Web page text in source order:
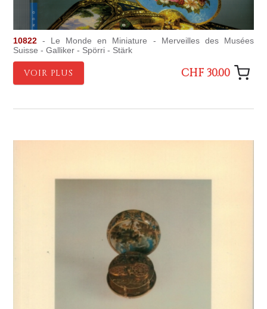
10822 - Le Monde en Miniature - Merveilles des Musées
Suisse - Galliker - Spörri - Stärk
VOIR PLUS CHF 30.00